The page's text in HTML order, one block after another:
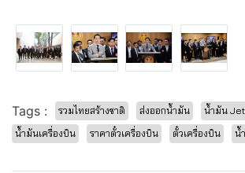
Tags : รวมไทยสร้างชาติ ส่งออกน้ำมัน
น้ำมัน Jet
น้ำมันเครื่องบิน
ราคาตั๋วเครื่องบิน ตั๋วเครื่องบิน น้